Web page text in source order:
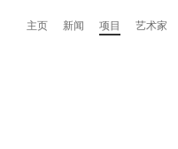
主页 新闻 项目 艺术家